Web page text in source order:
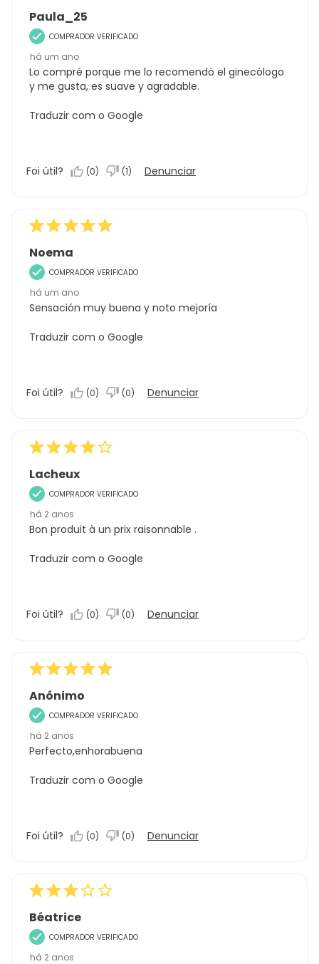
Paula_25
COMPRADOR VERIFICADO
há um ano
Lo compré porque me lo recomendó el ginecólogo
y me gusta, es suave y agradable.
Traduzir com o Google
Foi útil? (0) (1) Denunciar
Noema
COMPRADOR VERIFICADO
há um ano
Sensación muy buena y noto mejoría
Traduzir com o Google
Foi útil? (0) (0) Denunciar
Lacheux
COMPRADOR VERIFICADO
há 2 anos
Bon produit à un prix raisonnable .
Traduzir com o Google
Foi útil? (0) (0) Denunciar
Anónimo
COMPRADOR VERIFICADO
há 2 anos
Perfecto,enhorabuena
Traduzir com o Google
Foi útil? (0) (0) Denunciar
Béatrice
COMPRADOR VERIFICADO
há 2 anos